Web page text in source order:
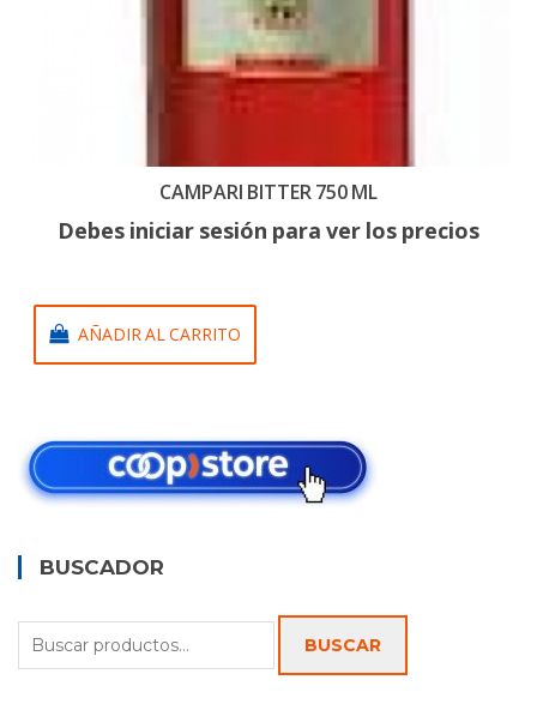
CAMPARI BITTER 750 ML
Debes iniciar sesión para ver los precios
AÑADIR AL CARRITO
BUSCADOR
Buscar
por:
BUSCAR